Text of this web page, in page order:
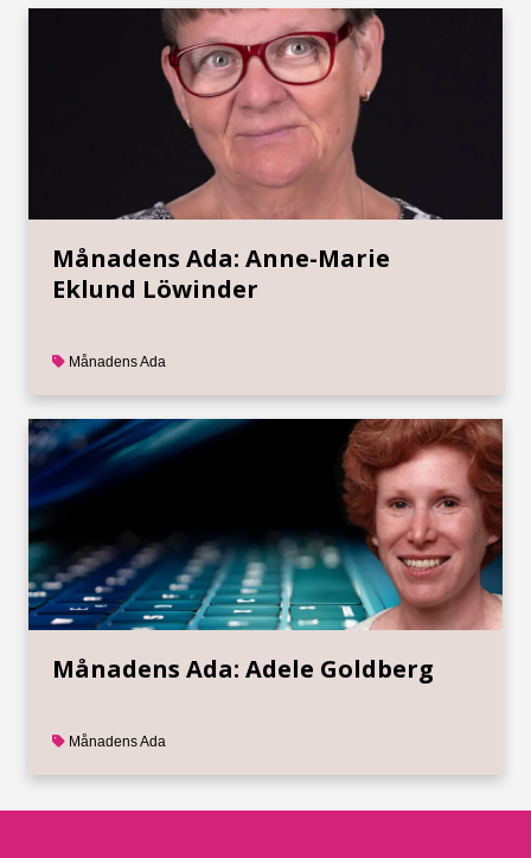
Månadens Ada: Anne-Marie
Eklund Löwinder
Månadens Ada
Månadens Ada: Adele Goldberg
Månadens Ada